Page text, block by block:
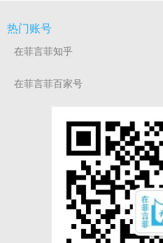
热门账号
在菲言菲知乎
在菲言菲百家号